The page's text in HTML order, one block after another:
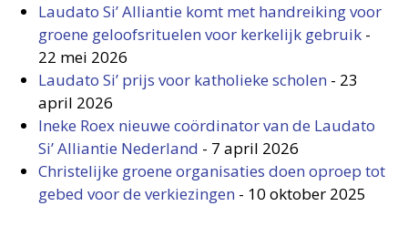
Laudato Si’ Alliantie komt met handreiking voor
groene geloofsrituelen voor kerkelijk gebruik -
22 mei 2026
Laudato Si’ prijs voor katholieke scholen - 23
april 2026
Ineke Roex nieuwe coördinator van de Laudato
Si’ Alliantie Nederland - 7 april 2026
Christelijke groene organisaties doen oproep tot
gebed voor de verkiezingen - 10 oktober 2025